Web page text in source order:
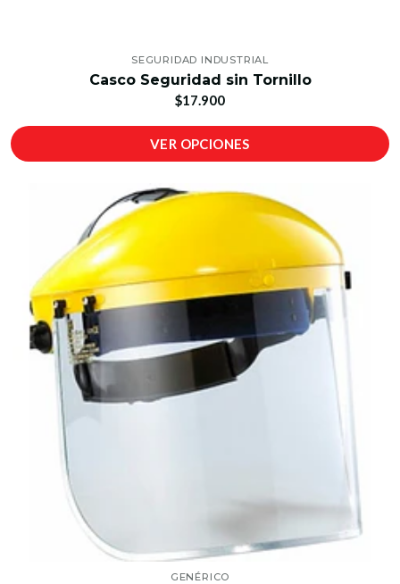
SEGURIDAD INDUSTRIAL
Casco Seguridad sin Tornillo
$17.900
VER OPCIONES
GENÉRICO